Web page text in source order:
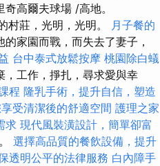
高爾夫球場 /高地。
村莊，光明，光明。
月子餐的
家園而戰，而失去了妻子，
台中泰式放鬆按摩 桃園除白蟻
，工作，掙扎，尋求愛與幸
程 隆乳手術，提升自信，塑造
受清潔後的舒適空間 護理之家
求 現代風裝潢設計，簡單卻富
選擇高品質的餐飲設備，提升
透明公平的法律服務 白內障手